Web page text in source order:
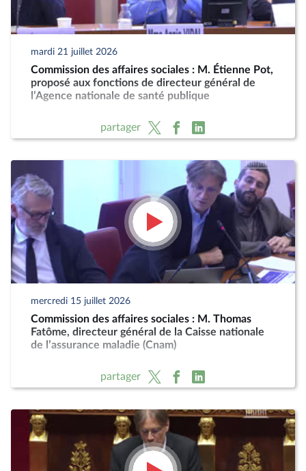
mardi 21 juillet 2026
Commission des affaires sociales : M. Étienne Pot,
proposé aux fonctions de directeur général de
l’Agence nationale de santé publique
partager
mercredi 15 juillet 2026
Commission des affaires sociales : M. Thomas
Fatôme, directeur général de la Caisse nationale
de l’assurance maladie (Cnam)
partager